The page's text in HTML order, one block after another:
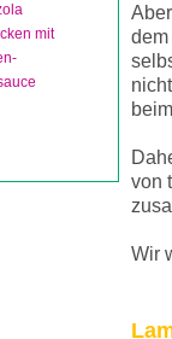
mit
von
Wir